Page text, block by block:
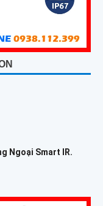
Ngoại Smart IR.